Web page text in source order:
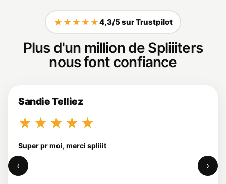
★★★★★4,3/5 sur Trustpilot
Plus d'un million de Spliiiters
nous font confiance
‹
Sandie Telliez
★★★★★
Super pr moi, merci spliiit
›